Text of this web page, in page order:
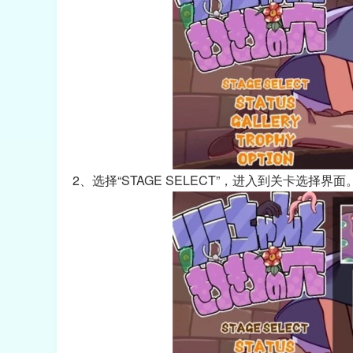
2、选择“STAGE SELECT”，进入到关卡选择界面